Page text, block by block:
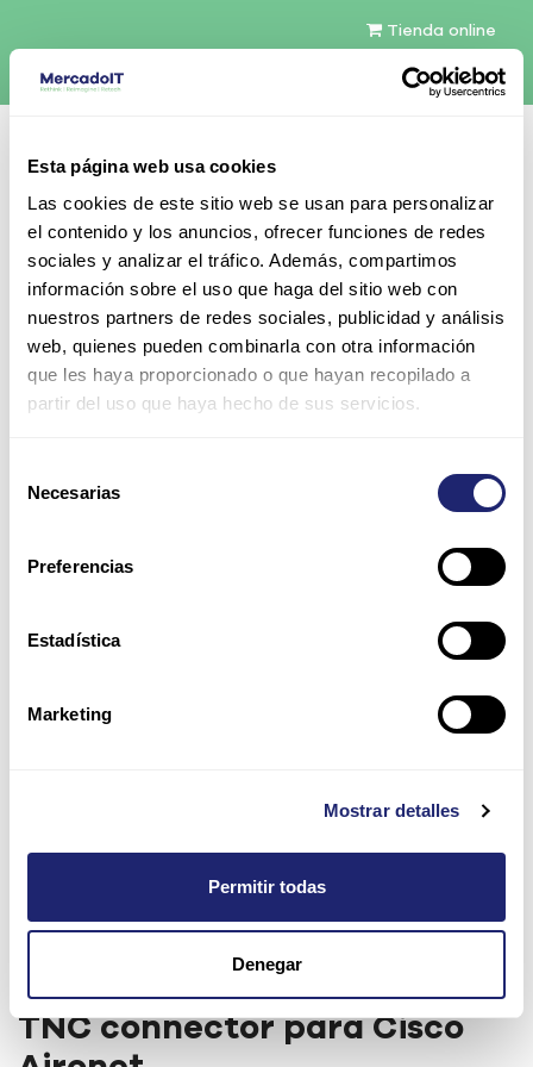
Esta página web usa cookies
Las cookies de este sitio web se usan para personalizar
el contenido y los anuncios, ofrecer funciones de redes
sociales y analizar el tráfico. Además, compartimos
información sobre el uso que haga del sitio web con
nuestros partners de redes sociales, publicidad y análisis
web, quienes pueden combinarla con otra información
que les haya proporcionado o que hayan recopilado a
partir del uso que haya hecho de sus servicios.
Necesarias
Preferencias
Estadística
Marketing
Mostrar detalles
Permitir todas
Denegar
Tienda online
Español
Contáctenos
Todos los productos
Cisco 5GHz 3.5dBi Articulated Dipole White
Antena con RP-TNC connector para Cisco Aironet
Cisco 5GHz 3.5dBi Articulated
Dipole White Antena con RP-
TNC connector para Cisco